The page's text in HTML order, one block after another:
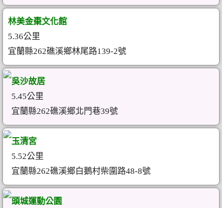
林美金棗文化館
5.36公里
宜蘭縣262礁溪鄉林尾路139-2號
吳沙故居
5.45公里
宜蘭縣262礁溪鄉北門巷39號
玉清宮
5.52公里
宜蘭縣262礁溪鄉白鵝村柴圍路48-8號
頭城運動公園